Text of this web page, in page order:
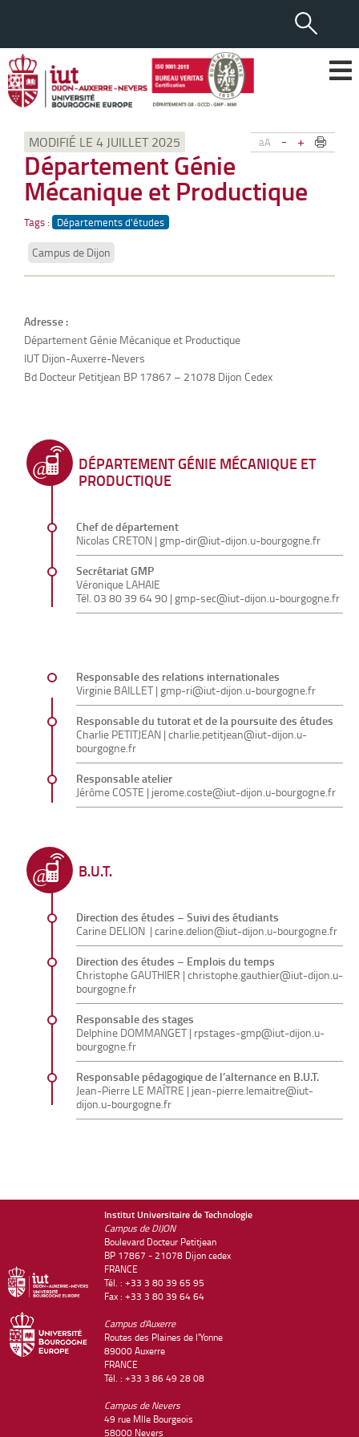
aA - +
MODIFIÉ LE 4 JUILLET 2025
Département Génie
Mécanique et Productique
Tags : Départements d'études
Campus de Dijon
Adresse :
Département Génie Mécanique et Productique
IUT Dijon-Auxerre-Nevers
Bd Docteur Petitjean BP 17867 – 21078 Dijon Cedex
DÉPARTEMENT GÉNIE MÉCANIQUE ET
PRODUCTIQUE
Chef de département
Nicolas CRETON | gmp-dir@iut-dijon.u-bourgogne.fr
Secrétariat GMP
Véronique LAHAIE
Tél. 03 80 39 64 90 | gmp-sec@iut-dijon.u-bourgogne.fr
Responsable des relations internationales
Virginie BAILLET | gmp-ri@iut-dijon.u-bourgogne.fr
Responsable du tutorat et de la poursuite des études
Charlie PETITJEAN | charlie.petitjean@iut-dijon.u-
bourgogne.fr
Responsable atelier
Jérôme COSTE | jerome.coste@iut-dijon.u-bourgogne.fr
B.U.T.
Direction des études – Suivi des étudiants
Carine DELION | carine.delion@iut-dijon.u-bourgogne.fr
Direction des études – Emplois du temps
Christophe GAUTHIER | christophe.gauthier@iut-dijon.u-
bourgogne.fr
Responsable des stages
Delphine DOMMANGET | rpstages-gmp@iut-dijon.u-
bourgogne.fr
Responsable pédagogique de l’alternance en B.U.T.
Jean-Pierre LE MAÎTRE | jean-pierre.lemaitre@iut-
dijon.u-bourgogne.fr
Institut Universitaire de Technologie
Campus de DIJON
Boulevard Docteur Petitjean
BP 17867 - 21078 Dijon cedex
FRANCE
Tél. : +33 3 80 39 65 95
Fax : +33 3 80 39 64 64
Campus d'Auxerre
Routes des Plaines de l'Yonne
89000 Auxerre
FRANCE
Tél. : +33 3 86 49 28 08
Campus de Nevers
49 rue Mlle Bourgeois
58000 Nevers